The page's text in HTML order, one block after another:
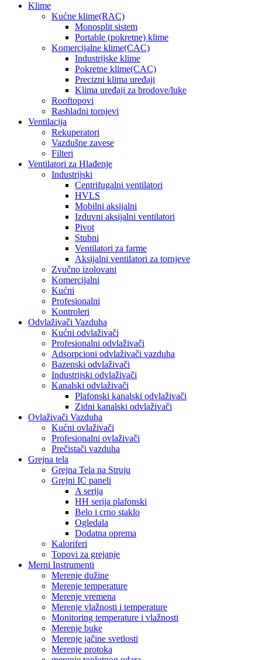
Klime
Kućne klime(RAC)
Monosplit sistem
Portable (pokretne) klime
Komercijalne klime(CAC)
Industrijske klime
Pokretne klime(CAC)
Precizni klima uređaji
Klima uređaji za brodove/luke
Rooftopovi
Rashladni tornjevi
Ventilacija
Rekuperatori
Vazdušne zavese
Filteri
Ventilatori za Hlađenje
Industrijski
Centrifugalni ventilatori
HVLS
Mobilni aksijalni
Izduvni aksijalni ventilatori
Pivot
Stubni
Ventilatori za farme
Aksijalni ventilatori za tornjeve
Zvučno izolovani
Komercijalni
Kućni
Profesionalni
Kontroleri
Odvlaživači Vazduha
Kućni odvlaživači
Profesionalni odvlaživači
Adsorpcioni odvlaživači vazduha
Bazenski odvlaživači
Industrijski odvlaživači
Kanalski odvlaživači
Plafonski kanalski odvlaživači
Zidni kanalski odvlaživači
Ovlaživači Vazduha
Kućni ovlaživači
Profesionalni ovlaživači
Prečistači vazduha
Grejna tela
Grejna Tela na Struju
Grejni IC paneli
A serija
HH serija plafonski
Belo i crno staklo
Ogledala
Dodatna oprema
Kaloriferi
Topovi za grejanje
Merni Instrumenti
Merenje dužine
Merenje temperature
Merenje vremena
Merenje vlažnosti i temperature
Monitoring temperature i vlažnosti
Merenje buke
Merenje jačine svetlosti
Merenje protoka